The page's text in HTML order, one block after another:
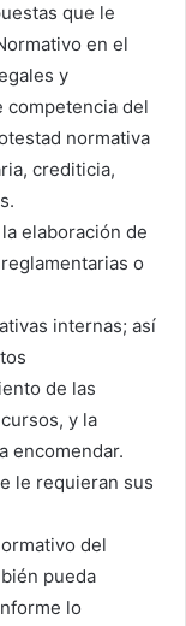
que le
en el
y
competencia del
normativa
crediticia,
elaboración de
o
internas; así
de las
y la
encomendar.
le requieran sus
del
pueda
lo